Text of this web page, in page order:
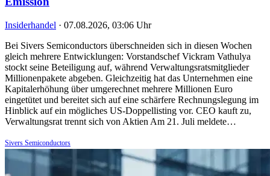
Insiderhandel · 07.08.2026, 03:06 Uhr
Bei Sivers Semiconductors überschneiden sich in diesen Wochen
gleich mehrere Entwicklungen: Vorstandschef Vickram Vathulya
stockt seine Beteiligung auf, während Verwaltungsratsmitglieder
Millionenpakete abgeben. Gleichzeitig hat das Unternehmen eine
Kapitalerhöhung über umgerechnet mehrere Millionen Euro
eingetütet und bereitet sich auf eine schärfere Rechnungslegung im
Hinblick auf ein mögliches US-Doppellisting vor. CEO kauft zu,
Verwaltungsrat trennt sich von Aktien Am 21. Juli meldete…
Sivers Semiconductors